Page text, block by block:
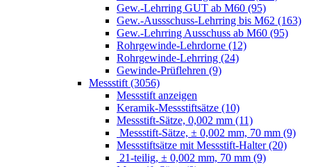
Gew.-Lehrring GUT ab M60 (95)
Gew.-Aussschuss-Lehrring bis M62 (163)
Gew.-Lehrring Ausschuss ab M60 (95)
Rohrgewinde-Lehrdorne (12)
Rohrgewinde-Lehrring (24)
Gewinde-Prüflehren (9)
Messstift (3056)
Messstift anzeigen
Keramik-Messstiftsätze (10)
Messstift-Sätze, 0,002 mm (11)
Messstift-Sätze, ± 0,002 mm, 70 mm (9)
Messstiftsätze mit Messstift-Halter (20)
21-teilig, ± 0,002 mm, 70 mm (9)